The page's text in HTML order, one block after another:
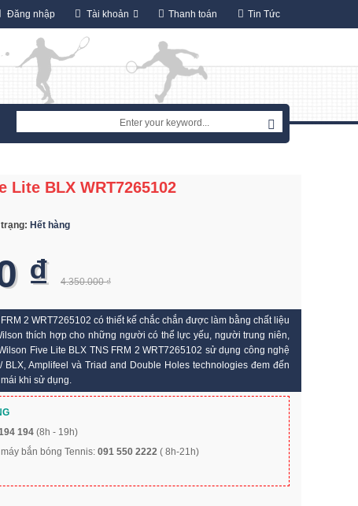
Thanh toán Tin Tức
Tài khoản
Đăng nhập
Lite BLX WRT7265102
Hết hàng
4.350.000 ₫
₫
2 WRT7265102 có thiết kế chắc chắn được làm bằng chất liệu
thích hợp cho những người có thể lực yếu, người trung niên,
Five Lite BLX TNS FRM 2 WRT7265102 sử dụng công nghệ
BLX, Amplifeel và Triad and Double Holes technologies đem đến
khi sử dụng.
194 (8h - 19h)
bắn bóng Tennis: 091 550 2222 ( 8h-21h)